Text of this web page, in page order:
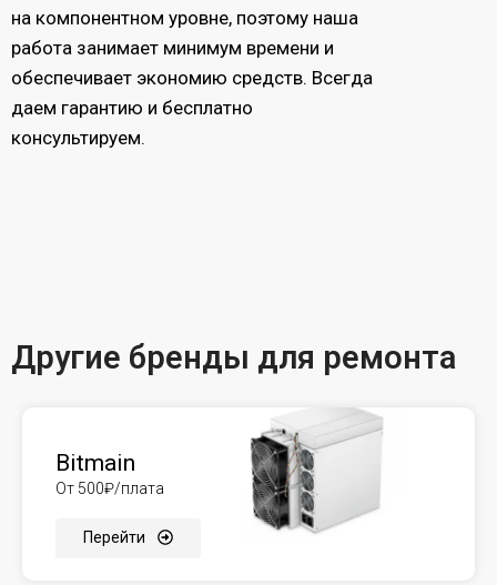
на компонентном уровне, поэтому наша
работа занимает минимум времени и
обеспечивает экономию средств. Всегда
даем гарантию и бесплатно
консультируем.
Другие бренды для ремонта
Bitmain
От 500₽/плата
Перейти